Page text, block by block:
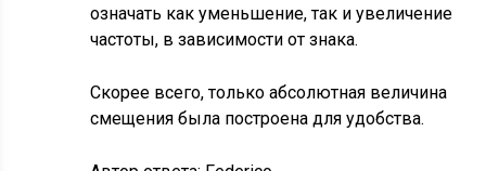
означать как уменьшение, так и увеличение
частоты, в зависимости от знака.
Скорее всего, только абсолютная величина
смещения была построена для удобства.